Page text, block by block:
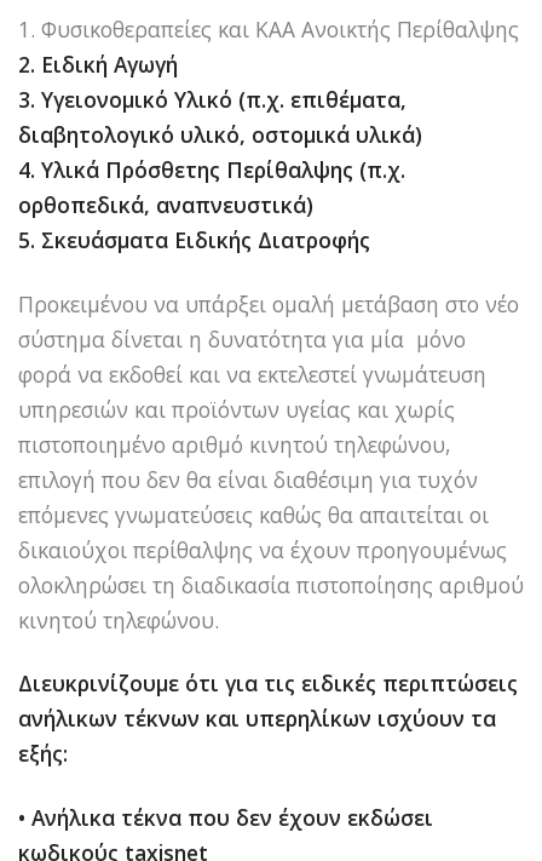
1. Φυσικοθεραπείες και ΚΑΑ Ανοικτής Περίθαλψης
2. Ειδική Αγωγή
3. Υγειονομικό Υλικό (π.χ. επιθέματα,
διαβητολογικό υλικό, οστομικά υλικά)
4. Υλικά Πρόσθετης Περίθαλψης (π.χ.
ορθοπεδικά, αναπνευστικά)
5. Σκευάσματα Ειδικής Διατροφής
Προκειμένου να υπάρξει ομαλή μετάβαση στο νέο
σύστημα δίνεται η δυνατότητα για μία μόνο
φορά να εκδοθεί και να εκτελεστεί γνωμάτευση
υπηρεσιών και προϊόντων υγείας και χωρίς
πιστοποιημένο αριθμό κινητού τηλεφώνου,
επιλογή που δεν θα είναι διαθέσιμη για τυχόν
επόμενες γνωματεύσεις καθώς θα απαιτείται οι
δικαιούχοι περίθαλψης να έχουν προηγουμένως
ολοκληρώσει τη διαδικασία πιστοποίησης αριθμού
κινητού τηλεφώνου.
Διευκρινίζουμε ότι για τις ειδικές περιπτώσεις
ανήλικων τέκνων και υπερηλίκων ισχύουν τα
εξής:
• Ανήλικα τέκνα που δεν έχουν εκδώσει
κωδικούς taxisnet